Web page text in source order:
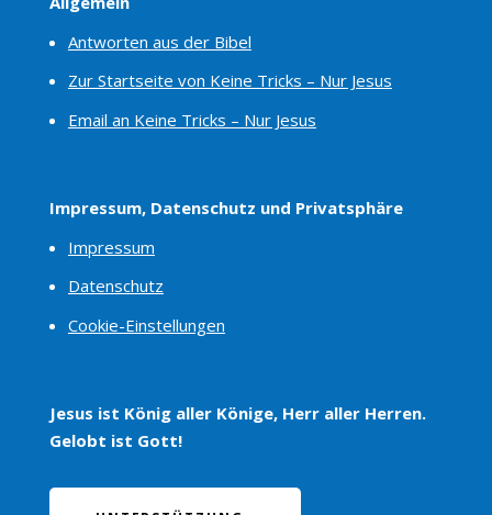
Antworten aus der Bibel
Zur Startseite von Keine Tricks – Nur Jesus
Email an Keine Tricks – Nur Jesus
Impressum, Datenschutz und Privatsphäre
Impressum
Datenschutz
Cookie-Einstellungen
Jesus ist König aller Könige, Herr aller Herren.
Gelobt ist Gott!